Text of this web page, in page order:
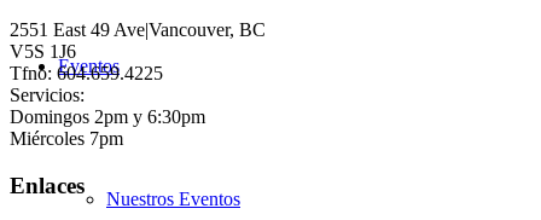
Eventos
Nuestros Eventos
2551 East 49 Ave|Vancouver, BC
V5S 1J6
Tfno: 604.659.4225
Servicios:
Domingos 2pm y 6:30pm
Miércoles 7pm
Enlaces